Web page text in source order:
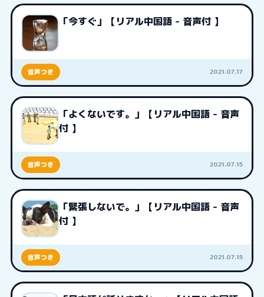
「今すぐ」【リアル中国語 - 音声付 】
音声つき 2021.07.17
「よくないです。」【リアル中国語 - 音声
付 】
音声つき 2021.07.15
「緊張しないで。」【リアル中国語 - 音声
付 】
音声つき 2021.07.15